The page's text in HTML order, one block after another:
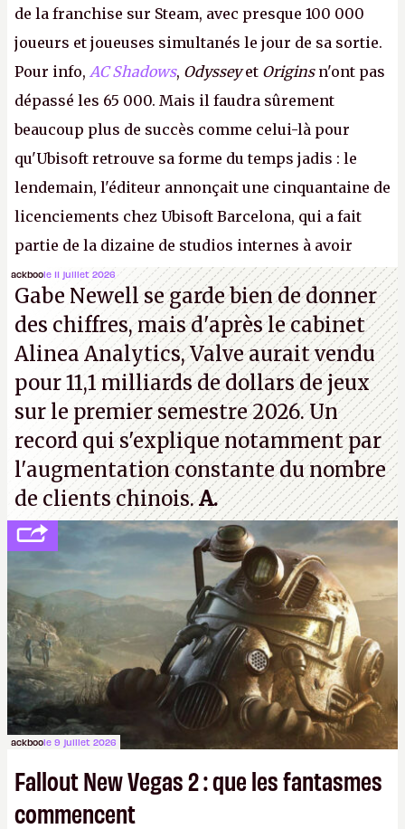
de la franchise sur Steam, avec presque 100 000
joueurs et joueuses simultanés le jour de sa sortie.
Pour info, AC Shadows, Odysseyet Originsn'ont pas
dépassé les 65 000. Mais il faudra sûrement
beaucoup plus de succès comme celui-là pour
qu'Ubisoft retrouve sa forme du temps jadis : le
lendemain, l'éditeur annonçait une cinquantaine de
licenciements chez Ubisoft Barcelona, qui a fait
partie de la dizaine de studios internes à avoir
travaillé sur cetAssassin's Creedsous la direction
d'Ubisoft Singapour.A.
ackboole 11 juillet 2026
Gabe Newell se garde bien de donner
des chiffres, mais d'après le cabinet
Alinea Analytics, Valve aurait vendu
pour 11,1 milliards de dollars de jeux
sur le premier semestre 2026. Un
record qui s'explique notamment par
l'augmentation constante du nombre
de clients chinois.A.
ackboole 9 juillet 2026
Fallout New Vegas 2 : que les fantasmes
commencent